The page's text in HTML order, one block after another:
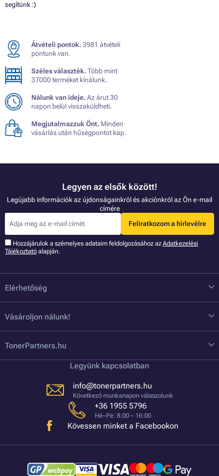
segítünk :)
Átvételi pontok.3981 átvételi
pontunk van.
Széles választék.Több mint
37000 terméket kínálunk.
Nálunk van ideje.Az árut 30
napon belül visszaküldheti.
Megjutalmazzuk Önt. Minden
vásárlás után hűségpontot kap.
Legyen az elsők között!
Legújabb információk az újdonságainkról és akciónkról az Ön e-mail
címére
Feliratkozom a hírlevélre
Hozzájárulok a szémelyes adataim feldolgozásához az Adatkezelési
Tájékoztató alapján.
Elérhetőség
Vásároljon nálunk!
TonerPartners.hu
Legyünk kapcsolatban
info@tonerpartners.hu
Következő munkanapon válaszolunk
+36 1955 5796
Hé–Pé: 8:00 – 16:00
Kövessen minket a Facebookon